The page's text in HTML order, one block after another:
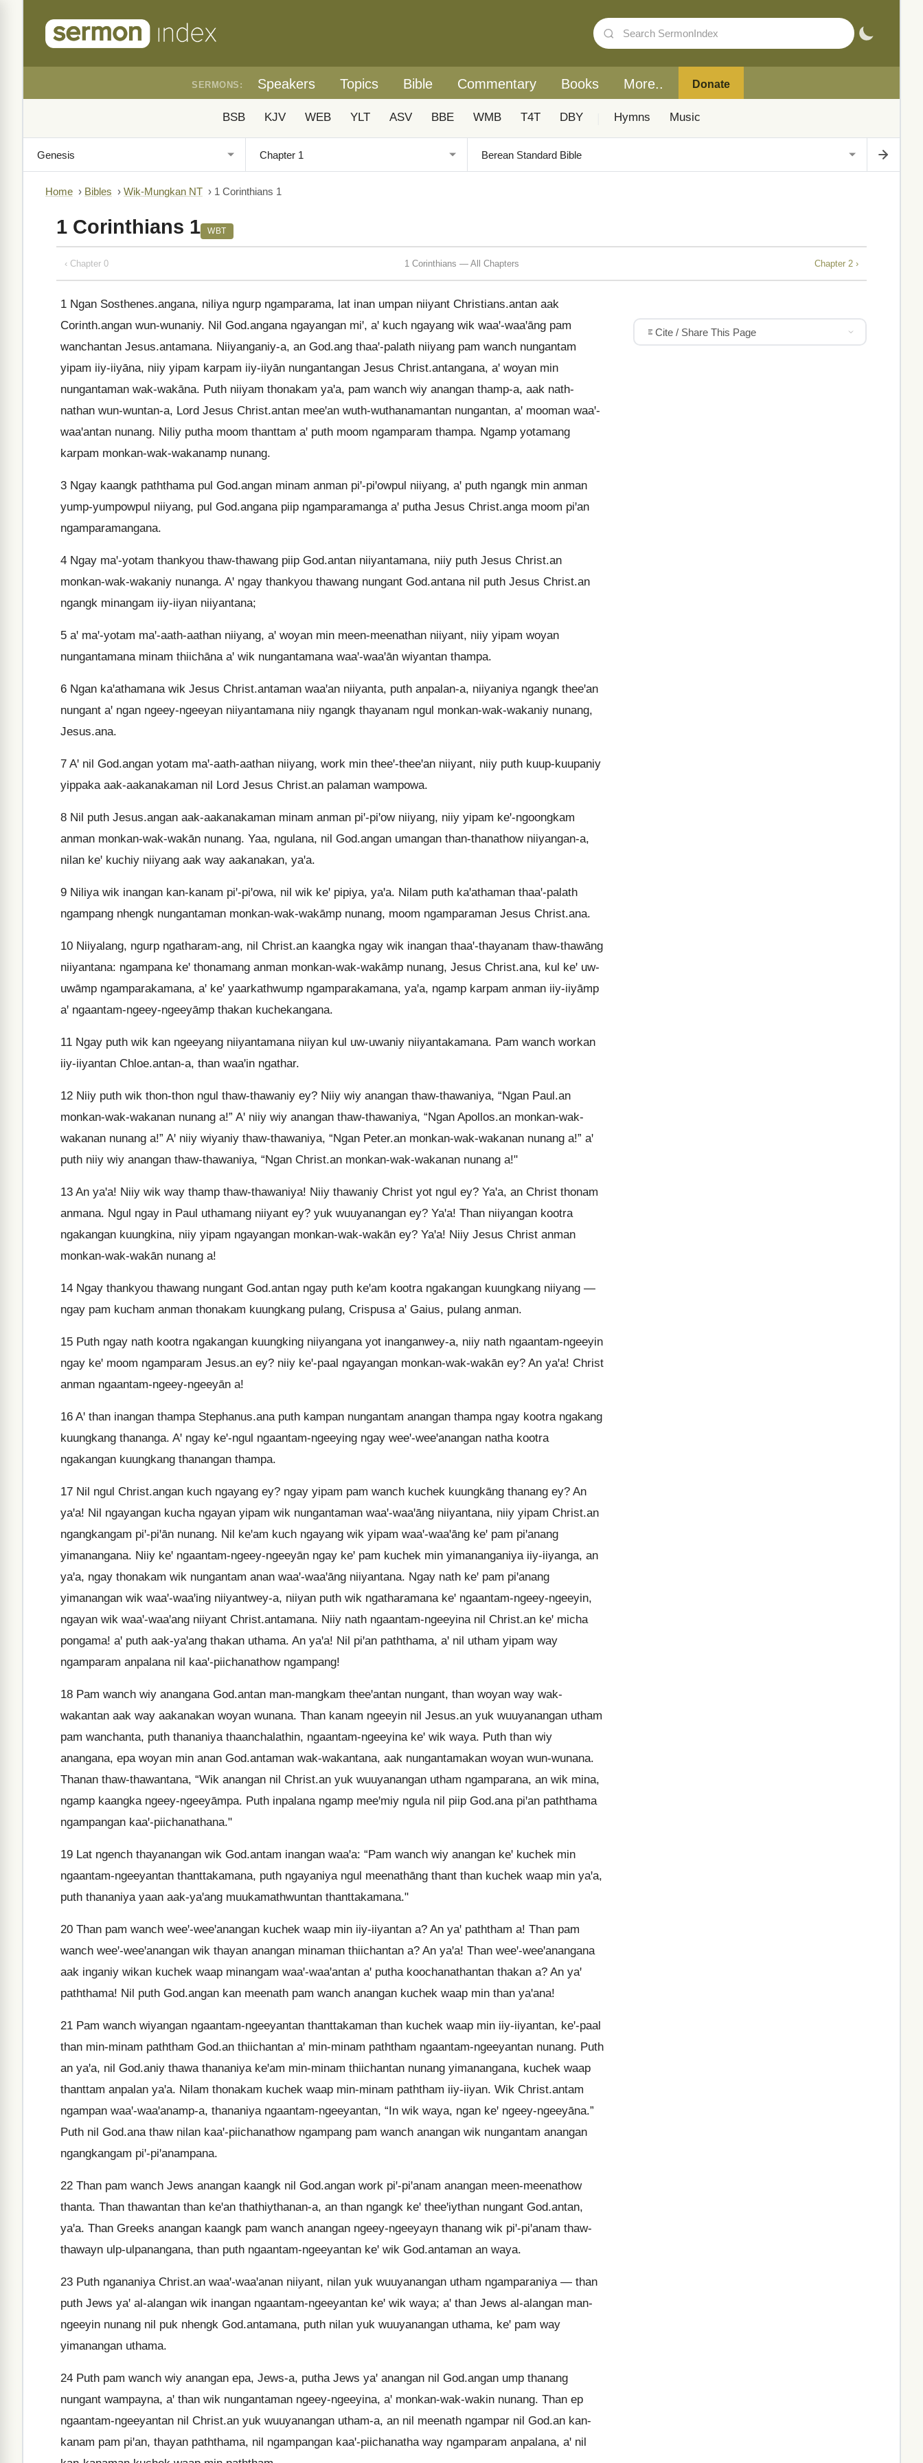
SERMONS: Speakers Topics Bible Commentary Books More.. Donate
BSB KJV WEB YLT ASV BBE WMB T4T DBY Hymns Music
Home › Bibles › Wik-Mungkan NT › 1 Corinthians 1
1 Corinthians 1 WBT
‹ Chapter 0 1 Corinthians — All Chapters Chapter 2 ›
1 Ngan Sosthenes.angana, niliya ngurp ngamparama, lat inan umpan niiyant Christians.antan aak
Corinth.angan wun-wunaniy. Nil God.angana ngayangan miꞌ, aꞌ kuch ngayang wik waaꞌ-waaꞌāng pam
wanchantan Jesus.antamana. Niiyanganiy-a, an God.ang thaaꞌ-palath niiyang pam wanch nungantam
yipam iiy-iiyāna, niiy yipam karpam iiy-iiyān nungantangan Jesus Christ.antangana, aꞌ woyan min
nungantaman wak-wakāna. Puth niiyam thonakam yaꞌa, pam wanch wiy anangan thamp-a, aak nath-
nathan wun-wuntan-a, Lord Jesus Christ.antan meeꞌan wuth-wuthanamantan nungantan, aꞌ mooman waaꞌ-
waaꞌantan nunang. Niliy putha moom thanttam aꞌ puth moom ngamparam thampa. Ngamp yotamang
karpam monkan-wak-wakanamp nunang.
3 Ngay kaangk paththama pul God.angan minam anman piꞌ-piꞌowpul niiyang, aꞌ puth ngangk min anman
yump-yumpowpul niiyang, pul God.angana piip ngamparamanga aꞌ putha Jesus Christ.anga moom piꞌan
ngamparamangana.
4 Ngay maꞌ-yotam thankyou thaw-thawang piip God.antan niiyantamana, niiy puth Jesus Christ.an
monkan-wak-wakaniy nunanga. Aꞌ ngay thankyou thawang nungant God.antana nil puth Jesus Christ.an
ngangk minangam iiy-iiyan niiyantana;
5 aꞌ maꞌ-yotam maꞌ-aath-aathan niiyang, aꞌ woyan min meen-meenathan niiyant, niiy yipam woyan
nungantamana minam thiichāna aꞌ wik nungantamana waaꞌ-waaꞌān wiyantan thampa.
6 Ngan kaꞌathamana wik Jesus Christ.antaman waaꞌan niiyanta, puth anpalan-a, niiyaniya ngangk theeꞌan
nungant aꞌ ngan ngeey-ngeeyan niiyantamana niiy ngangk thayanam ngul monkan-wak-wakaniy nunang,
Jesus.ana.
7 Aꞌ nil God.angan yotam maꞌ-aath-aathan niiyang, work min theeꞌ-theeꞌan niiyant, niiy puth kuup-kuupaniy
yippaka aak-aakanakaman nil Lord Jesus Christ.an palaman wampowa.
8 Nil puth Jesus.angan aak-aakanakaman minam anman piꞌ-piꞌow niiyang, niiy yipam keꞌ-ngoongkam
anman monkan-wak-wakān nunang. Yaa, ngulana, nil God.angan umangan than-thanathow niiyangan-a,
nilan keꞌ kuchiy niiyang aak way aakanakan, yaꞌa.
9 Niliya wik inangan kan-kanam piꞌ-piꞌowa, nil wik keꞌ pipiya, yaꞌa. Nilam puth kaꞌathaman thaaꞌ-palath
ngampang nhengk nungantaman monkan-wak-wakāmp nunang, moom ngamparaman Jesus Christ.ana.
10 Niiyalang, ngurp ngatharam-ang, nil Christ.an kaangka ngay wik inangan thaaꞌ-thayanam thaw-thawāng
niiyantana: ngampana keꞌ thonamang anman monkan-wak-wakāmp nunang, Jesus Christ.ana, kul keꞌ uw-
uwāmp ngamparakamana, aꞌ keꞌ yaarkathwump ngamparakamana, yaꞌa, ngamp karpam anman iiy-iiyāmp
aꞌ ngaantam-ngeey-ngeeyāmp thakan kuchekangana.
11 Ngay puth wik kan ngeeyang niiyantamana niiyan kul uw-uwaniy niiyantakamana. Pam wanch workan
iiy-iiyantan Chloe.antan-a, than waaꞌin ngathar.
12 Niiy puth wik thon-thon ngul thaw-thawaniy ey? Niiy wiy anangan thaw-thawaniya, “Ngan Paul.an
monkan-wak-wakanan nunang a!” Aꞌ niiy wiy anangan thaw-thawaniya, “Ngan Apollos.an monkan-wak-
wakanan nunang a!” Aꞌ niiy wiyaniy thaw-thawaniya, “Ngan Peter.an monkan-wak-wakanan nunang a!” aꞌ
puth niiy wiy anangan thaw-thawaniya, “Ngan Christ.an monkan-wak-wakanan nunang a!"
13 An yaꞌa! Niiy wik way thamp thaw-thawaniya! Niiy thawaniy Christ yot ngul ey? Yaꞌa, an Christ thonam
anmana. Ngul ngay in Paul uthamang niiyant ey? yuk wuuyanangan ey? Yaꞌa! Than niiyangan kootra
ngakangan kuungkina, niiy yipam ngayangan monkan-wak-wakān ey? Yaꞌa! Niiy Jesus Christ anman
monkan-wak-wakān nunang a!
14 Ngay thankyou thawang nungant God.antan ngay puth keꞌam kootra ngakangan kuungkang niiyang —
ngay pam kucham anman thonakam kuungkang pulang, Crispusa aꞌ Gaius, pulang anman.
15 Puth ngay nath kootra ngakangan kuungking niiyangana yot inanganwey-a, niiy nath ngaantam-ngeeyin
ngay keꞌ moom ngamparam Jesus.an ey? niiy keꞌ-paal ngayangan monkan-wak-wakān ey? An yaꞌa! Christ
anman ngaantam-ngeey-ngeeyān a!
16 Aꞌ than inangan thampa Stephanus.ana puth kampan nungantam anangan thampa ngay kootra ngakang
kuungkang thananga. Aꞌ ngay keꞌ-ngul ngaantam-ngeeying ngay weeꞌ-weeꞌanangan natha kootra
ngakangan kuungkang thanangan thampa.
17 Nil ngul Christ.angan kuch ngayang ey? ngay yipam pam wanch kuchek kuungkāng thanang ey? An
yaꞌa! Nil ngayangan kucha ngayan yipam wik nungantaman waaꞌ-waaꞌāng niiyantana, niiy yipam Christ.an
ngangkangam piꞌ-piꞌān nunang. Nil keꞌam kuch ngayang wik yipam waaꞌ-waaꞌāng keꞌ pam piꞌanang
yimanangana. Niiy keꞌ ngaantam-ngeey-ngeeyān ngay keꞌ pam kuchek min yimananganiya iiy-iiyanga, an
yaꞌa, ngay thonakam wik nungantam anan waaꞌ-waaꞌāng niiyantana. Ngay nath keꞌ pam piꞌanang
yimanangan wik waaꞌ-waaꞌing niiyantwey-a, niiyan puth wik ngatharamana keꞌ ngaantam-ngeey-ngeeyin,
ngayan wik waaꞌ-waaꞌang niiyant Christ.antamana. Niiy nath ngaantam-ngeeyina nil Christ.an keꞌ micha
pongama! aꞌ puth aak-yaꞌang thakan uthama. An yaꞌa! Nil piꞌan paththama, aꞌ nil utham yipam way
ngamparam anpalana nil kaaꞌ-piichanathow ngampang!
18 Pam wanch wiy anangana God.antan man-mangkam theeꞌantan nungant, than woyan way wak-
wakantan aak way aakanakan woyan wunana. Than kanam ngeeyin nil Jesus.an yuk wuuyanangan utham
pam wanchanta, puth thananiya thaanchalathin, ngaantam-ngeeyina keꞌ wik waya. Puth than wiy
anangana, epa woyan min anan God.antaman wak-wakantana, aak nungantamakan woyan wun-wunana.
Thanan thaw-thawantana, “Wik anangan nil Christ.an yuk wuuyanangan utham ngamparana, an wik mina,
ngamp kaangka ngeey-ngeeyāmpa. Puth inpalana ngamp meeꞌmiy ngula nil piip God.ana piꞌan paththama
ngampangan kaaꞌ-piichanathana."
19 Lat ngench thayanangan wik God.antam inangan waaꞌa: “Pam wanch wiy anangan keꞌ kuchek min
ngaantam-ngeeyantan thanttakamana, puth ngayaniya ngul meenathāng thant than kuchek waap min yaꞌa,
puth thananiya yaan aak-yaꞌang muukamathwuntan thanttakamana."
20 Than pam wanch weeꞌ-weeꞌanangan kuchek waap min iiy-iiyantan a? An yaꞌ paththam a! Than pam
wanch weeꞌ-weeꞌanangan wik thayan anangan minaman thiichantan a? An yaꞌa! Than weeꞌ-weeꞌanangana
aak inganiy wikan kuchek waap minangam waaꞌ-waaꞌantan aꞌ putha koochanathantan thakan a? An yaꞌ
paththama! Nil puth God.angan kan meenath pam wanch anangan kuchek waap min than yaꞌana!
21 Pam wanch wiyangan ngaantam-ngeeyantan thanttakaman than kuchek waap min iiy-iiyantan, keꞌ-paal
than min-minam paththam God.an thiichantan aꞌ min-minam paththam ngaantam-ngeeyantan nunang. Puth
an yaꞌa, nil God.aniy thawa thananiya keꞌam min-minam thiichantan nunang yimanangana, kuchek waap
thanttam anpalan yaꞌa. Nilam thonakam kuchek waap min-minam paththam iiy-iiyan. Wik Christ.antam
ngampan waaꞌ-waaꞌanamp-a, thananiya ngaantam-ngeeyantan, “In wik waya, ngan keꞌ ngeey-ngeeyāna.”
Puth nil God.ana thaw nilan kaaꞌ-piichanathow ngampang pam wanch anangan wik nungantam anangan
ngangkangam piꞌ-piꞌanampana.
22 Than pam wanch Jews anangan kaangk nil God.angan work piꞌ-piꞌanam anangan meen-meenathow
thanta. Than thawantan than keꞌan thathiythanan-a, an than ngangk keꞌ theeꞌiythan nungant God.antan,
yaꞌa. Than Greeks anangan kaangk pam wanch anangan ngeey-ngeeyayn thanang wik piꞌ-piꞌanam thaw-
thawayn ulp-ulpanangana, than puth ngaantam-ngeeyantan keꞌ wik God.antaman an waya.
23 Puth ngananiya Christ.an waaꞌ-waaꞌanan niiyant, nilan yuk wuuyanangan utham ngamparaniya — than
puth Jews yaꞌ al-alangan wik inangan ngaantam-ngeeyantan keꞌ wik waya; aꞌ than Jews al-alangan man-
ngeeyin nunang nil puk nhengk God.antamana, puth nilan yuk wuuyanangan uthama, keꞌ pam way
yimanangan uthama.
24 Puth pam wanch wiy anangan epa, Jews-a, putha Jews yaꞌ anangan nil God.angan ump thanang
nungant wampayna, aꞌ than wik nungantaman ngeey-ngeeyina, aꞌ monkan-wak-wakin nunang. Than ep
ngaantam-ngeeyantan nil Christ.an yuk wuuyanangan utham-a, an nil meenath ngampar nil God.an kan-
kanam pam piꞌan, thayan paththama, nil ngampangan kaaꞌ-piichanatha way ngamparam anpalana, aꞌ nil
Cite / Share This Page